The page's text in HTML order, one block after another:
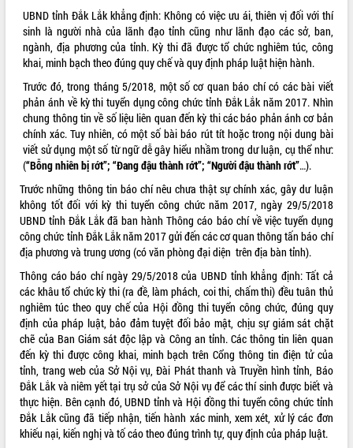
VIDEO
Loading the player...
Lễ truy tặng danh hiệu “Bà Mẹ Việt
Nam Anh hùng” và trao Huân chương
Lao động
UBND tỉnh Đắk Lắk triển khai nhiệm
vụ 6 tháng cuối năm 2026
Kỳ họp thứ Hai, Hội đồng nhân dân
tỉnh khóa XI quyết nghị nhiều nội dung
quan trọng
Bí thư Tỉnh ủy Lương Nguyễn Minh
Triết thăm, tặng quà người có công với
cách mạng
Rà soát, hoàn thiện hệ thống thiết chế
văn hóa, thể thao đáp ứng yêu cầu
phát triển mới
Thường trực HĐND tỉnh Đắk Lắk gặp
mặt Đoàn chuyên gia y tế TP. Hồ Chí
Minh
Lễ truy điệu và an táng hài cốt liệt sĩ
tại Nghĩa trang Liệt sĩ xã Sơn Hòa
ALBUM ẢNH
LIÊN KẾT WEB
UBND tỉnh Đắk Lắk khẳng định: Không có việc ưu ái, thiên vị đối với thí
sinh là người nhà của lãnh đạo tỉnh cũng như lãnh đạo các sở, ban,
ngành, địa phương của tỉnh. Kỳ thi đã được tổ chức nghiêm túc, công
khai, minh bạch theo đúng quy chế và quy định pháp luật hiện hành.
Trước đó, trong tháng 5/2018, một số cơ quan báo chí có các bài viết
phản ánh về kỳ thi tuyển dụng công chức tỉnh Đắk Lắk năm 2017. Nhìn
chung thông tin về số liệu liên quan đến kỳ thi các báo phản ánh cơ bản
chính xác. Tuy nhiên, có một số bài báo rút tít hoặc trong nội dung bài
viết sử dụng một số từ ngữ dễ gây hiểu nhầm trong dư luận, cụ thể như:
(“Bỗng nhiên bị rớt”; “Đang đậu thành rớt”; “Người đậu thành rớt”…).
Trước những thông tin báo chí nêu chưa thật sự chính xác, gây dư luận
không tốt đối với kỳ thi tuyển công chức năm 2017, ngày 29/5/2018
UBND tỉnh Đắk Lắk đã ban hành Thông cáo báo chí về việc tuyển dụng
công chức tỉnh Đắk Lắk năm 2017 gửi đến các cơ quan thông tấn báo chí
địa phương và trung ương (có văn phòng đại diện trên địa bàn tỉnh).
Thông cáo báo chí ngày 29/5/2018 của UBND tỉnh khẳng định: Tất cả
các khâu tổ chức kỳ thi (ra đề, làm phách, coi thi, chấm thi) đều tuân thủ
nghiêm túc theo quy chế của Hội đồng thi tuyển công chức, đúng quy
định của pháp luật, bảo đảm tuyệt đối bảo mật, chịu sự giám sát chặt
chẽ của Ban Giám sát độc lập và Công an tỉnh. Các thông tin liên quan
đến kỳ thi được công khai, minh bạch trên Cổng thông tin điện tử của
tỉnh, trang web của Sở Nội vụ, Đài Phát thanh và Truyền hình tỉnh, Báo
Đắk Lắk và niêm yết tại trụ sở của Sở Nội vụ để các thí sinh được biết và
thực hiện. Bên cạnh đó, UBND tỉnh và Hội đồng thi tuyển công chức tỉnh
Đắk Lắk cũng đã tiếp nhận, tiến hành xác minh, xem xét, xử lý các đơn
khiếu nại, kiến nghị và tố cáo theo đúng trình tự, quy định của pháp luật.